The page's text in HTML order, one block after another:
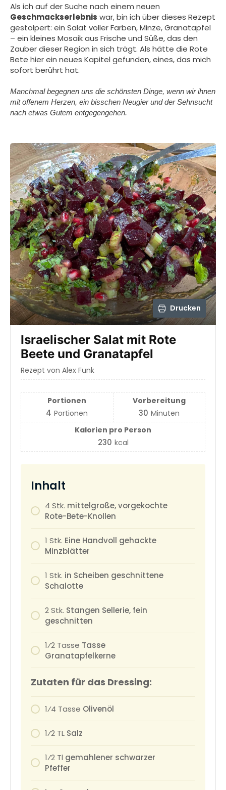
Als ich auf der Suche nach einem neuen
Geschmackserlebnis war, bin ich über dieses Rezept
gestolpert: ein Salat voller Farben, Minze, Granatapfel
– ein kleines Mosaik aus Frische und Süße, das den
Zauber dieser Region in sich trägt. Als hätte die Rote
Bete hier ein neues Kapitel gefunden, eines, das mich
sofort berührt hat.
Manchmal begegnen uns die schönsten Dinge, wenn wir ihnen
mit offenem Herzen, ein bisschen Neugier und der Sehnsucht
nach etwas Gutem entgegengehen.
Drucken
Israelischer Salat mit Rote
Beete und Granatapfel
Rezept von Alex Funk
Portionen
4 Portionen
Vorbereitung
30 Minuten
Kalorien pro Person
230 kcal
Inhalt
4 Stk. mittelgroße, vorgekochte
Rote-Bete-Knollen
1 Stk. Eine Handvoll gehackte
Minzblätter
1 Stk. in Scheiben geschnittene
Schalotte
2Stk. Stangen Sellerie, fein
geschnitten
1⁄2 Tasse Tasse
Granatapfelkerne
Zutaten für das Dressing:
1⁄4 Tasse Olivenöl
1⁄2 TL Salz
1⁄2 Tl gemahlener schwarzer
Pfeffer